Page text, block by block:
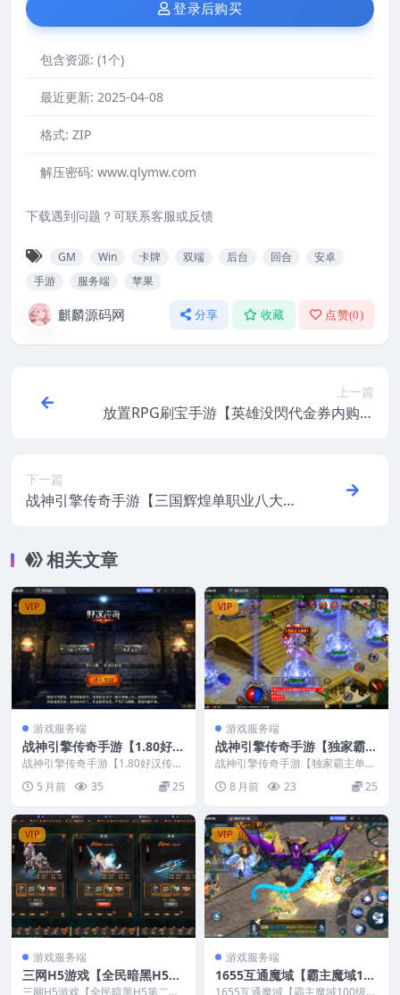
登录后购买
包含资源: (1个)
最近更新: 2025-04-08
格式: ZIP
解压密码: www.qlymw.com
下载遇到问题？可联系客服或反馈
GM Win 卡牌 双端 后台 回合
安卓
手游
服务端 苹果
麒麟源码网 分享 收藏 点赞(0)
上一篇
放置RPG刷宝手游【英雄没閃代金券内购修
频教程
下一篇
战神引擎传奇手游【三国辉煌单职业八大
相关文章
VIP
游戏服务端
战神引擎传奇手游【1.80好汉
传奇[白猪3]】最新整理Win
系特色端+安卓苹果双端+GM
授权后台+视频教程
战神引擎传奇手游【1.80好汉传奇
[白猪3]】最新整理Win系特色端
+安卓苹果双...
5 月前 35 25
VIP
游戏服务端
战神引擎传奇手游【独家霸主
单职业40大陆-白猪3.1】最新
整理Win系特色服务端+安卓
苹果双端+GM授权物品后台
+视频教程
战神引擎传奇手游【独家霸主单职
业40大陆-白猪3.1】最新整理Win
系特色服务端...
8 月前 23 25
VIP
游戏服务端
三网H5游戏【全民暗黑H5第
二季】最新整理Win手工服务
三网H5游戏【全民暗黑H5第二
VIP
游戏服务端
1655互通魔域【霸主魔域100
级神火马年兽版】最新整理W
1655互通魔域【霸主魔域100级神